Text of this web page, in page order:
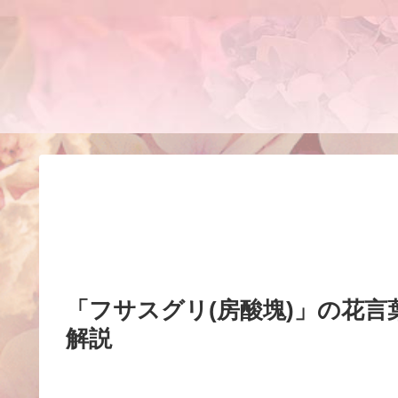
「フサスグリ(房酸塊)」の花
解説